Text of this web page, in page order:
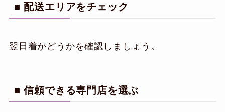
■ 配送エリアをチェック
翌日着かどうかを確認しましょう。
■ 信頼できる専門店を選ぶ